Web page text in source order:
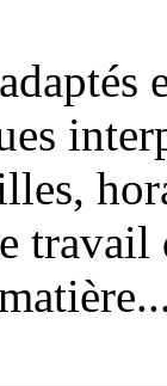
travail